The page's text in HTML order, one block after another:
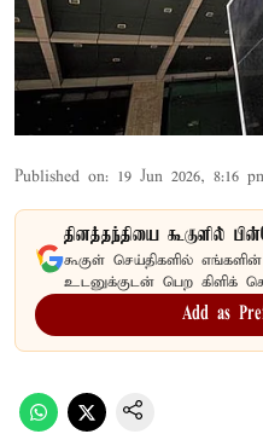
Published on: 19 Jun 2026, 8:16
தினத்தந்தியை கூகுளில்
கூகுள் செய்திகளில்
உடனுக்குடன் பெற கிளிக்
Add as